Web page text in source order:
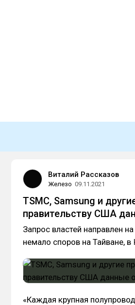
Виталий Рассказов
Железо 09.11.2021
TSMC, Samsung и
правительству США
Запрос властей направлен
немало споров на Тайване,
«Каждая крупная